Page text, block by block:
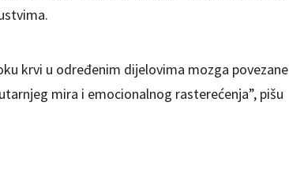
krvi u određenim dijelovima mozga povezane
mira i emocionalnog rasterećenja”, pišu